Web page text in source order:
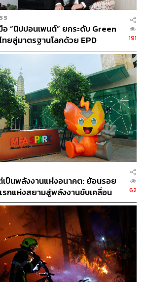
Corbis via Getty Images
news/science-environment-591
business/cop/cop26-coal-de
fossil-fuel-2021-11-03/
Climate Change
ภาวะโลกร้อน
ถ่านหิน
กร้อน COP26
128
ABOUT THE AUTHOR
วิโรจน์ เลิศจิตต์ธรรม
Senior Content Creator กองข่าวต่างประเทศ
THE STANDARD
“นิปปอนเพนต์” ยกระดับ Green
ยสู่มาตรฐานโลกด้วย EPD
แนวคิด Global Standards for
Living ส่งมอบบ้านคุณภาพ ลด
ม พร้อมปั้นนักออกแบบที่ใส่ใจโลก
191
ป็นพลังงานแห่งอนาคต: ย้อนรอย
กแห่งสยามสู่พลังงานขับเคลื่อน
62